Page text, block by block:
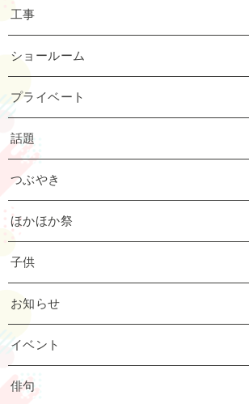
工事
ショールーム
プライベート
話題
つぶやき
ほかほか祭
子供
お知らせ
イベント
俳句